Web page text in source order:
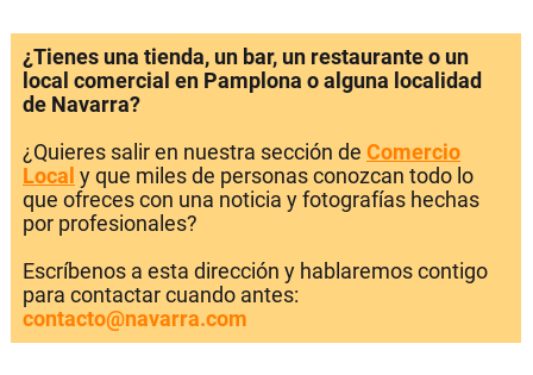
¿Tienes una tienda, un bar, un restaurante o un
local comercial en Pamplona o alguna localidad
de Navarra?
¿Quieres salir en nuestra sección de Comercio
Local y que miles de personas conozcan todo lo
que ofreces con una noticia y fotografías hechas
por profesionales?
Escríbenos a esta dirección y hablaremos contigo
para contactar cuando antes:
contacto@navarra.com